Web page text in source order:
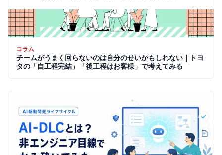
コラム
チームがうまく回らないのは自分のせいかもしれない｜トヨ
タの「自工程完結」「後工程はお客様」で考えてみる